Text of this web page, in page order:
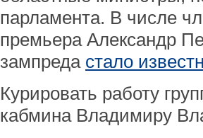
парламента. В числе
премьера Александр
зампреда стало
Курировать работу
кабмина Владимиру